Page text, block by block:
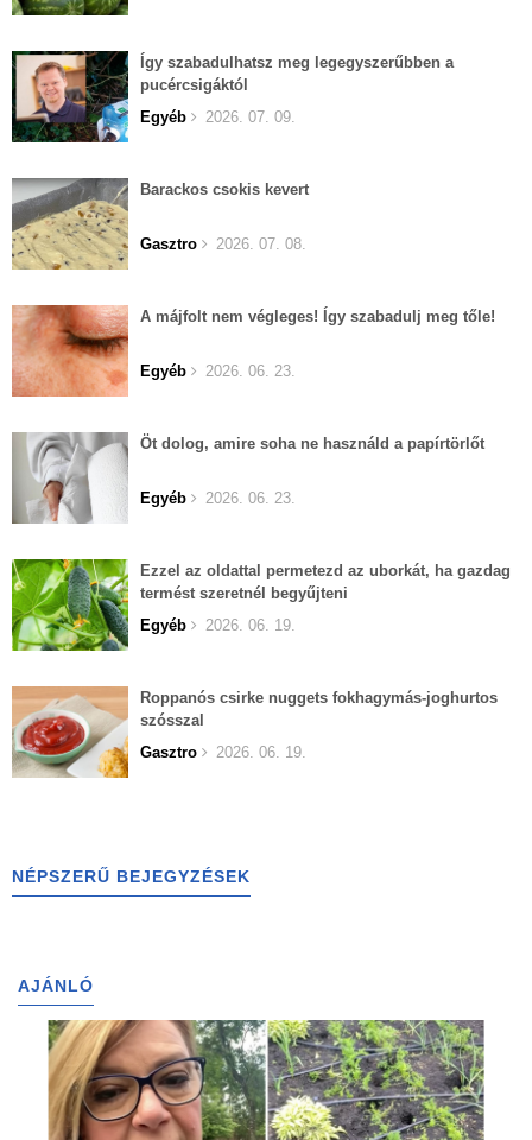
Így szabadulhatsz meg legegyszerűbben a
pucércsigáktól
Egyéb
2026. 07. 09.
Barackos csokis kevert
Gasztro 2026. 07. 08.
A májfolt nem végleges! Így szabadulj meg tőle!
Egyéb 2026. 06. 23.
Öt dolog, amire soha ne használd a papírtörlőt
Egyéb 2026. 06. 23.
Ezzel az oldattal permetezd az uborkát, ha gazdag
termést szeretnél begyűjteni
Egyéb
2026. 06. 19.
Roppanós csirke nuggets fokhagymás-joghurtos
szósszal
Gasztro
2026. 06. 19.
NÉPSZERŰ BEJEGYZÉSEK
AJÁNLÓ